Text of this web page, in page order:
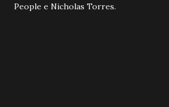
People e Nicholas Torres.